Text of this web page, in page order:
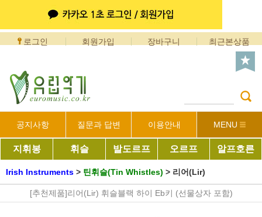
로그인 회원가입 장바구니 최근본상품
공지사항 질문과 답변 이용안내 MENU
지휘봉 휘슬 발도르프 오르프 알프호른
Irish Instruments > 틴휘슬(Tin Whistles) > 리어(Lir)
[추천제품]리어(Lir) 휘슬블랙 하이 Eb키 (선물상자 포함)